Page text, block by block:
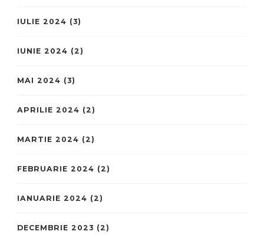
IULIE 2024 (3)
IUNIE 2024 (2)
MAI 2024 (3)
APRILIE 2024 (2)
MARTIE 2024 (2)
FEBRUARIE 2024 (2)
IANUARIE 2024 (2)
DECEMBRIE 2023 (2)